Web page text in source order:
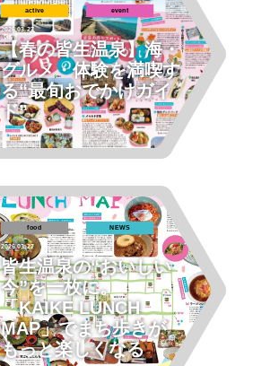
active event
2026.03.27
【春の皆生温泉】海・
グルメ・体験を満喫す
る“最旬おでかけガイ
ド”
food NEWS
2026.03.27
皆生温泉の“おいしい
今”を一枚に。
「KAIKE LUNCH
MAP」でまち歩きが
もっと楽しくなる